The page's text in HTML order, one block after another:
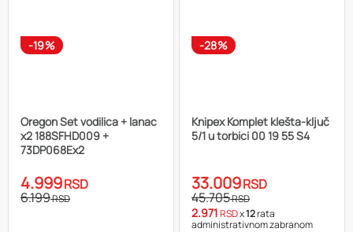
-19%
Oregon Set vodilica + lanac
x2 188SFHD009 +
73DP068Ex2
4.999RSD
6.199RSD
-28%
Knipex Komplet klešta-ključ
5/1 u torbici 00 19 55 S4
33.009RSD
45.705RSD
2.971RSDx12rata
administrativnom zabranom